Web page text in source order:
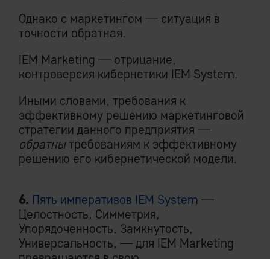
Однако с маркетингом — ситуация в
точности обратная.
IEM Marketing — отрицание,
контроверсия кибернетики IEM System.
Иными словами, требования к
эффективному решению маркетинговой
стратегии данного предприятия —
обратнытребованиям к эффективному
решению его кибернетической модели.
6. Пять императивов IEM System —
Целостность, Симметрия,
Упорядоченность, Замкнутость,
Универсальность, — для IEM Marketing